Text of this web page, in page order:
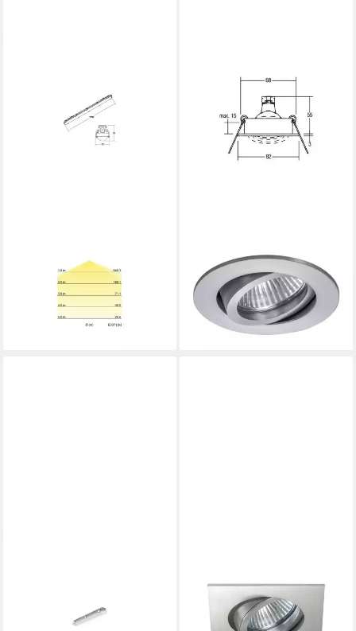
Leuchten LED-
Feuchtraumleuchte 1190mm
4000K 78012114
ab 41,63 €
Einbaustrahler 50W alu-mt
0000 6325, Schwenkbar
ab 21,89 €
lieferbar - in 3-4 Werktagen bei dir